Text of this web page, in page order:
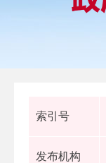
索引号
发布机构